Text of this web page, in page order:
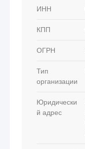
ИНН
КПП
ОГРН
Тип
организации
Юридически
й адрес